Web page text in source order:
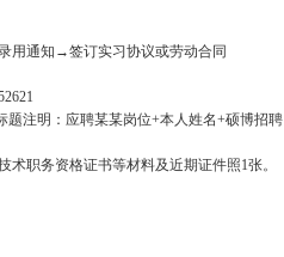
通知→签订实习协议或劳动合同
题注明：应聘某某岗位+本人姓名+硕博招
职务资格证书等材料及近期证件照1张。